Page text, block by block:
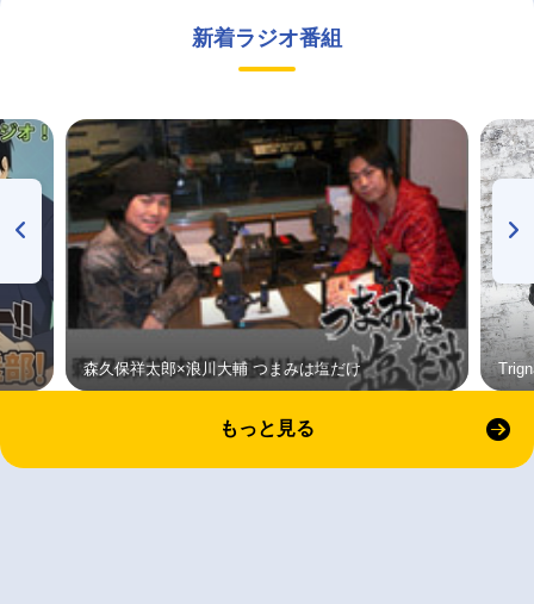
新着ラジオ番組
森久保祥太郎×浪川大輔 つまみは塩だけ
もっと見る